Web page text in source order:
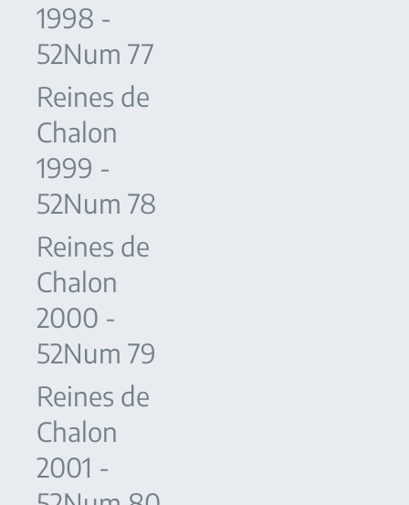
1998 -
52Num 77
Reines de
Chalon
1999 -
52Num 78
Reines de
Chalon
2000 -
52Num 79
Reines de
Chalon
2001 -